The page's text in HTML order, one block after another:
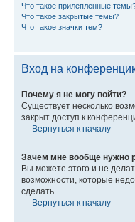
Что такое прилепленные
Что такое закрытые темы?
Что такое значки тем?
Вход на
Почему я не могу войти?
Существует несколько
закрыт доступ к
Вернуться к началу
Зачем мне вообще нужно
Вы можете этого и не
возможности, которые
сделать.
Вернуться к началу